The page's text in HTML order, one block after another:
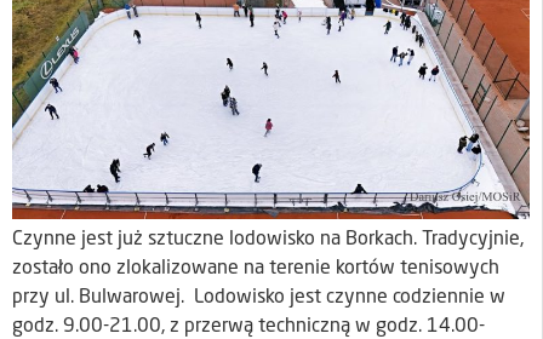
Czynne jest już sztuczne lodowisko na Borkach. Tradycyjnie,
zostało ono zlokalizowane na terenie kortów tenisowych
przy ul. Bulwarowej. Lodowisko jest czynne codziennie w
godz. 9.00-21.00, z przerwą techniczną w godz. 14.00-